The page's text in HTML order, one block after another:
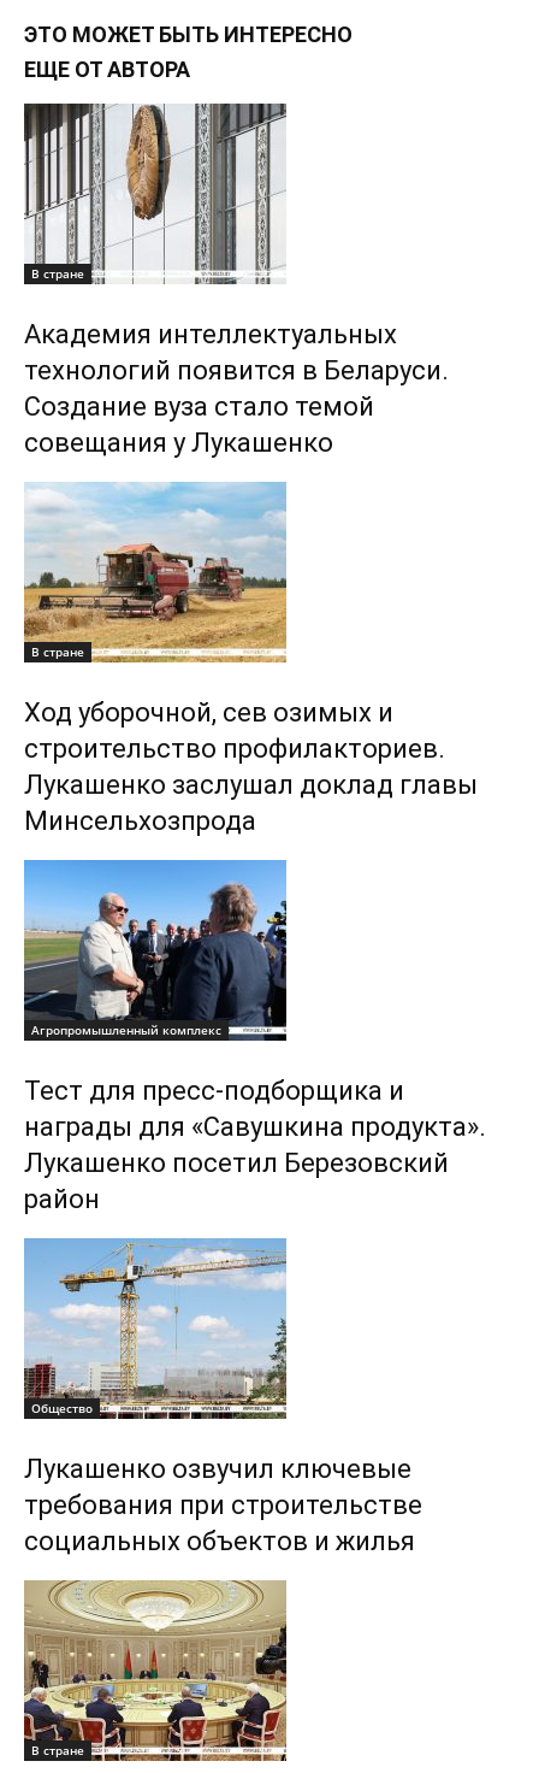
ЭТО МОЖЕТ БЫТЬ ИНТЕРЕСНО
ЕЩЕ ОТ АВТОРА
В стране
Академия интеллектуальных
технологий появится в Беларуси.
Создание вуза стало темой
совещания у Лукашенко
В стране
Ход уборочной, сев озимых и
строительство профилакториев.
Лукашенко заслушал доклад главы
Минсельхозпрода
Агропромышленный комплекс
Тест для пресс-подборщика и
награды для «Савушкина продукта».
Лукашенко посетил Березовский
район
Общество
Лукашенко озвучил ключевые
требования при строительстве
социальных объектов и жилья
В стране